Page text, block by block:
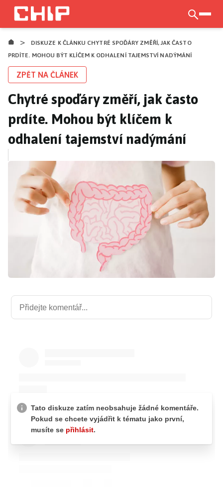
Přejít
hlavnímu
obsahu
>
DISKUZE K ČLÁNKU CHYTRÉ SPOĎÁRY ZMĚŘÍ, JAK ČASTO
PRDÍTE. MOHOU BÝT KLÍČEM K ODHALENÍ TAJEMSTVÍ NADÝMÁNÍ
ZPĚT NA ČLÁNEK
Chytré spoďáry změří, jak často
prdíte. Mohou být klíčem k
odhalení tajemství nadýmání